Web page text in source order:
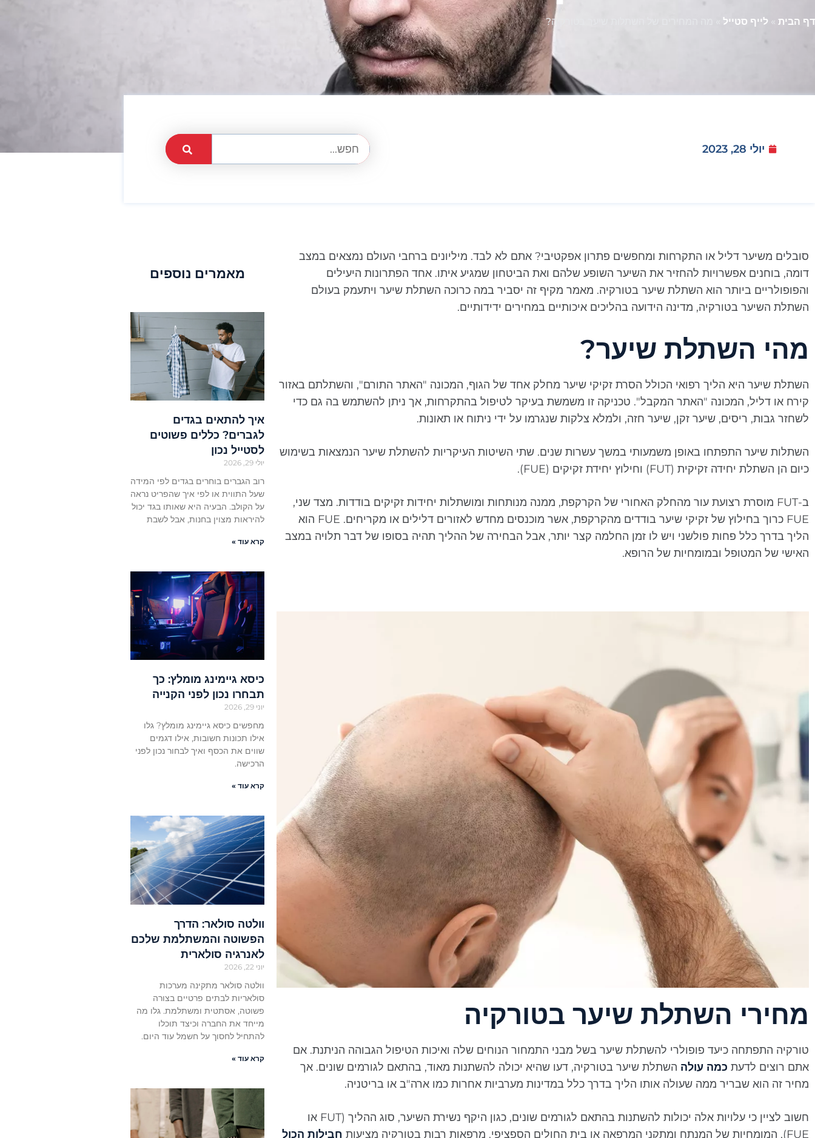
דף הבית » לייף סטייל מה המחירים של השתלות שיער בטורקיה?
יולי 28, 2023
סובלים משיער דליל או התקרחות ומחפשים פתרון אפקטיבי? אתם לא לבד. מיליונים ברחבי העולם נמצאים במצב
דומה, בוחנים אפשרויות להחזיר את השיער השופע שלהם ואת הביטחון שמגיע איתו. אחד הפתרונות היעילים
והפופולריים ביותר הוא השתלת שיער בטורקיה. מאמר מקיף זה יסביר במה כרוכה השתלת שיער ויתעמק בעולם
השתלת השיער בטורקיה, מדינה הידועה בהליכים איכותיים במחירים ידידותיים.
מהי השתלת שיער?
השתלת שיער היא הליך רפואי הכולל הסרת זקיקי שיער מחלק אחד של הגוף, המכונה "האתר התורם", והשתלתם באזור
קירח או דליל, המכונה "האתר המקבל". טכניקה זו משמשת בעיקר לטיפול בהתקרחות, אך ניתן להשתמש בה גם כדי
לשחזר גבות, ריסים, שיער זקן, שיער חזה, ולמלא צלקות שנגרמו על ידי ניתוח או תאונות.
השתלות שיער התפתחו באופן משמעותי במשך עשרות שנים. שתי השיטות העיקריות להשתלת שיער הנמצאות בשימוש
כיום הן השתלת יחידה זקיקית (FUT) וחילוץ יחידת זקיקים (FUE).
ב-FUT מוסרת רצועת עור מהחלק האחורי של הקרקפת, ממנה מנותחות ומושתלות יחידות זקיקים בודדות. מצד שני,
FUE כרוך בחילוץ של זקיקי שיער בודדים מהקרקפת, אשר מוכנסים מחדש לאזורים דלילים או מקריחים. FUE הוא
הליך בדרך כלל פחות פולשני ויש לו זמן החלמה קצר יותר, אבל הבחירה של ההליך תהיה בסופו של דבר תלויה במצב
האישי של המטופל ובמומחיות של הרופא.
מחירי השתלת שיער בטורקיה
טורקיה התפתחה כיעד פופולרי להשתלת שיער בשל מבני התמחור הנוחים שלה ואיכות הטיפול הגבוהה הניתנת. אם
אתם רוצים לדעת כמה עולה השתלת שיער בטורקיה, דעו שהיא יכולה להשתנות מאוד, בהתאם לגורמים שונים. אך
מחיר זה הוא שבריר ממה שעולה אותו הליך בדרך כלל במדינות מערביות אחרות כמו ארה"ב או בריטניה.
חשוב לציין כי עלויות אלה יכולות להשתנות בהתאם לגורמים שונים, כגון היקף נשירת השיער, סוג ההליך (FUT או
FUE), המומחיות של המנתח ומתקני המרפאה או בית החולים הספציפי. מרפאות רבות בטורקיה מציעות
חבילות הכול
מאמרים נוספים
איך להתאים בגדים
לגברים? כללים פשוטים
לסטייל נכון
יולי 29, 2026
רוב הגברים בוחרים בגדים לפי המידה
שעל התווית או לפי איך שהפריט נראה
על הקולב. הבעיה היא שאותו בגד יכול
להיראות מצוין בחנות, אבל לשבת
קרא עוד »
כיסא גיימינג מומלץ: כך
תבחרו נכון לפני הקנייה
יוני 29, 2026
מחפשים כיסא גיימינג מומלץ? גלו
אילו תכונות חשובות, אילו דגמים
שווים את הכסף ואיך לבחור נכון לפני
הרכישה.
קרא עוד »
וולטה סולאר: הדרך
הפשוטה והמשתלמת שלכם
לאנרגיה סולארית
יוני 22, 2026
וולטה סולאר מתקינה מערכות
סולאריות לבתים פרטיים בצורה
פשוטה, אסתטית ומשתלמת. גלו מה
מייחד את החברה וכיצד תוכלו
להתחיל לחסוך על חשמל עוד היום.
קרא עוד »